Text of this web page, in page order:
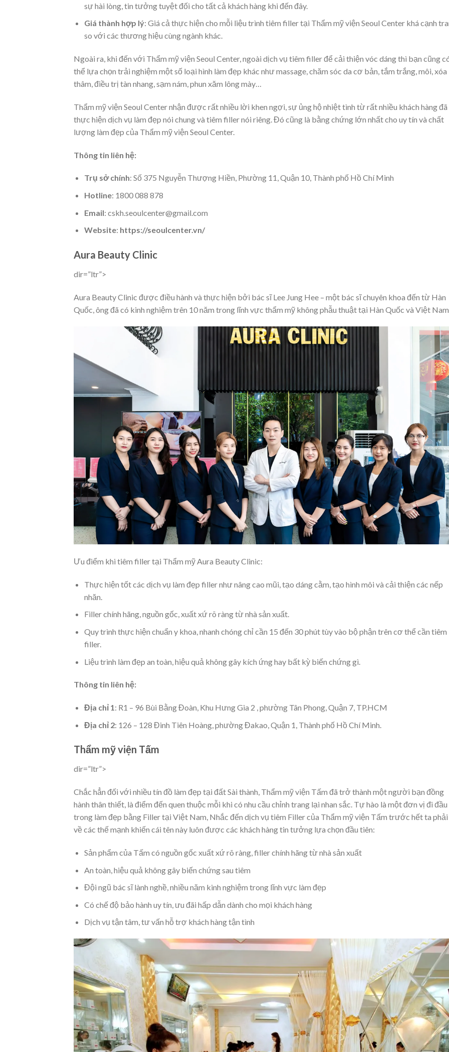
sự hài lòng, tin tưởng tuyệt đối cho tất cả khách hàng khi đến đây.
Giá thành hợp lý: Giá cả thực hiện cho mỗi liệu trình tiêm filler tại Thẩm mỹ viện Seoul Center khá cạnh
so với các thương hiệu cùng ngành khác.
Ngoài ra, khi đến với Thẩm mỹ viện Seoul Center, ngoài dịch vụ tiêm filler để cải thiện vóc dáng thì bạn cũng
thể lựa chọn trải nghiệm một số loại hình làm đẹp khác như massage, chăm sóc da cơ bản, tắm trắng, môi, xóa
thâm, điều trị tàn nhang, sạm nám, phun xăm lông mày…
Thẩm mỹ viện Seoul Center nhận được rất nhiều lời khen ngợi, sự ủng hộ nhiệt tình từ rất nhiều khách hàng đã
thực hiện dịch vụ làm đẹp nói chung và tiêm filler nói riêng. Đó cũng là bằng chứng lớn nhất cho uy tín và chất
lượng làm đẹp của Thẩm mỹ viện Seoul Center.
Thông tin liên hệ:
Trụ sở chính: Số 375 Nguyễn Thượng Hiền, Phường 11, Quận 10, Thành phố Hồ Chí Minh
Hotline: 1800 088 878
Email: cskh.seoulcenter@gmail.com
Website: https://seoulcenter.vn/
Aura Beauty Clinic
dir=”ltr”>
Aura Beauty Clinic được điều hành và thực hiện bởi bác sĩ Lee Jung Hee – một bác sĩ chuyên khoa đến từ Hàn
Quốc, ông đã có kinh nghiệm trên 10 năm trong lĩnh vực thẩm mỹ không phẫu thuật tại Hàn Quốc và Việt
Ưu điểm khi tiêm filler tại Thẩm mỹ Aura Beauty Clinic:
Thực hiện tốt các dịch vụ làm đẹp filler như nâng cao mũi, tạo dáng cằm, tạo hình môi và cải thiện các nếp
nhăn.
Filler chính hãng, nguồn gốc, xuất xứ rõ ràng từ nhà sản xuất.
Quy trình thực hiện chuẩn y khoa, nhanh chóng chỉ cần 15 đến 30 phút tùy vào bộ phận trên cơ thể cần tiêm
filler.
Liệu trình làm đẹp an toàn, hiệu quả không gây kích ứng hay bất kỳ biến chứng gì.
Thông tin liên hệ:
Địa chỉ 1: R1 – 96 Bùi Bằng Đoàn, Khu Hưng Gia 2 , phường Tân Phong, Quận 7, TP.HCM
Địa chỉ 2: 126 – 128 Đinh Tiên Hoàng, phường Đakao, Quận 1, Thành phố Hồ Chí Minh.
Thẩm mỹ viện Tấm
dir=”ltr”>
Chắc hẳn đối với nhiều tín đồ làm đẹp tại đất Sài thành, Thẩm mỹ viện Tấm đã trở thành một người bạn đồng
hành thân thiết, là điểm đến quen thuộc mỗi khi có nhu cầu chỉnh trang lại nhan sắc. Tự hào là một đơn vị đi đầu
trong làm đẹp bằng Filler tại Việt Nam, Nhắc đến dịch vụ tiêm Filler của Thẩm mỹ viện Tấm trước hết ta
về các thế mạnh khiến cái tên này luôn được các khách hàng tin tưởng lựa chọn đầu tiên:
Sản phẩm của Tấm có nguồn gốc xuất xứ rõ ràng, filler chính hãng từ nhà sản xuất
An toàn, hiệu quả không gây biến chứng sau tiêm
Đội ngũ bác sĩ lành nghề, nhiều năm kinh nghiệm trong lĩnh vực làm đẹp
Có chế độ bảo hành uy tín, ưu đãi hấp dẫn dành cho mọi khách hàng
Dịch vụ tận tâm, tư vấn hỗ trợ khách hàng tận tình